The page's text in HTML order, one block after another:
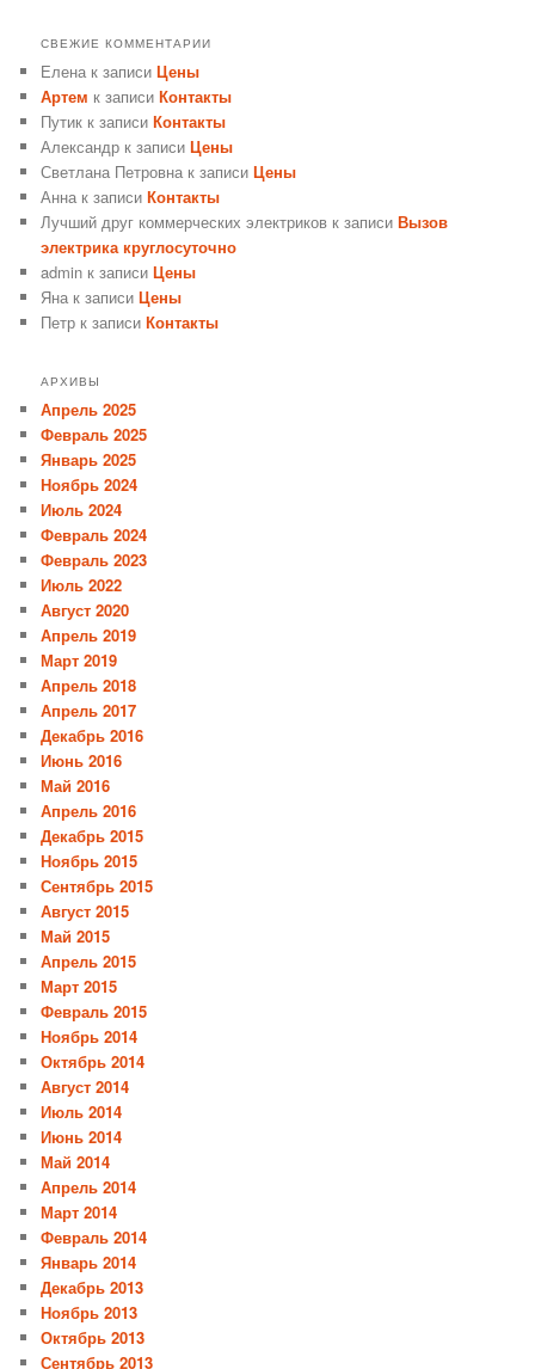
СВЕЖИЕ КОММЕНТАРИИ
Елена к записиЦены
Артем к записиКонтакты
Путик к записиКонтакты
Александр к записиЦены
Светлана Петровна к записиЦены
Анна к записиКонтакты
Лучший друг коммерческих электриков к записиВызов
электрика круглосуточно
admin к записиЦены
Яна к записиЦены
Петр к записиКонтакты
АРХИВЫ
Апрель 2025
Февраль 2025
Январь 2025
Ноябрь 2024
Июль 2024
Февраль 2024
Февраль 2023
Июль 2022
Август 2020
Апрель 2019
Март 2019
Апрель 2018
Апрель 2017
Декабрь 2016
Июнь 2016
Май 2016
Апрель 2016
Декабрь 2015
Ноябрь 2015
Сентябрь 2015
Август 2015
Май 2015
Апрель 2015
Март 2015
Февраль 2015
Ноябрь 2014
Октябрь 2014
Август 2014
Июль 2014
Июнь 2014
Май 2014
Апрель 2014
Март 2014
Февраль 2014
Январь 2014
Декабрь 2013
Ноябрь 2013
Октябрь 2013
Сентябрь 2013